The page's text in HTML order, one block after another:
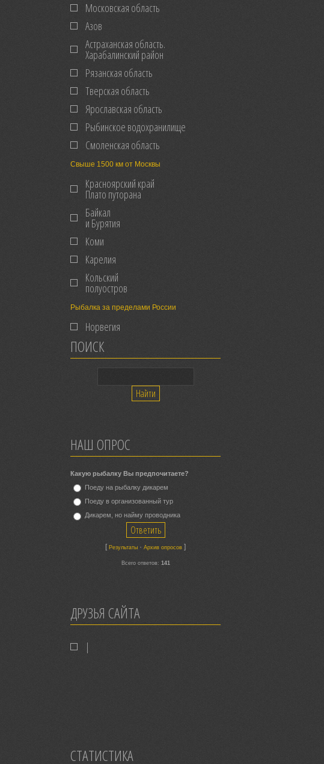
Московская область
Азов
Астраханская область.
Харабалинский район
Рязанская область
Тверская область
Ярославская область
Рыбинское водохранилище
Смоленская область
Свыше 1500 км от Москвы
Красноярский край
Плато путорана
Байкал
и Бурятия
Коми
Карелия
Кольский
полуостров
Рыбалка за пределами России
Норвегия
ПОИСК
НАШ ОПРОС
Какую рыбалку Вы предпочитаете?
Поеду на рыбалку дикарем
Поеду в организованный тур
Дикарем, но найму проводника
[ Результаты · Архив опросов ]
Всего ответов: 141
ДРУЗЬЯ САЙТА
|
СТАТИСТИКА